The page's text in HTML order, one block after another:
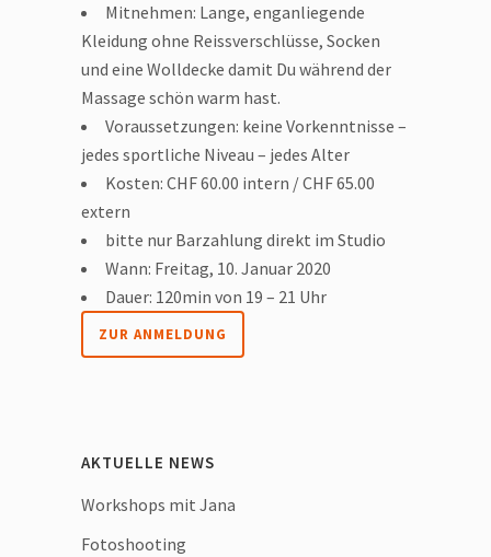
Mitnehmen: Lange, enganliegende
Kleidung ohne Reissverschlüsse, Socken
und eine Wolldecke damit Du während der
Massage schön warm hast.
Voraussetzungen: keine Vorkenntnisse –
jedes sportliche Niveau – jedes Alter
Kosten: CHF 60.00 intern / CHF 65.00
extern
bitte nur Barzahlung direkt im Studio
Wann: Freitag, 10. Januar 2020
Dauer: 120min von 19 – 21 Uhr
ZUR ANMELDUNG
AKTUELLE NEWS
Workshops mit Jana
Fotoshooting